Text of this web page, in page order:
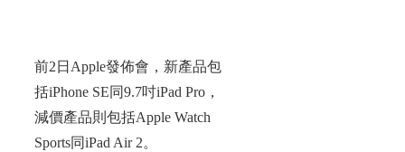
前2日Apple發佈會，新產品包
括iPhone SE同9.7吋iPad Pro，
減價產品則包括Apple Watch
Sports同iPad Air 2。